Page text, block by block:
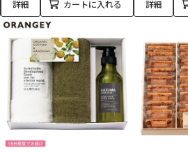
詳細 カートに入れる 詳細